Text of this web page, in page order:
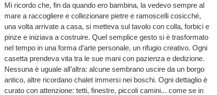
Mi ricordo che, fin da quando ero bambina, la vedevo sempre al
mare a raccogliere e collezionare pietre e ramoscelli cosicché,
una volta arrivate a casa, si metteva sul tavolo con colla, forbici e
pinze e iniziava a costruire. Quel semplice gesto si è trasformato
nel tempo in una forma d’arte personale, un rifugio creativo. Ogni
casetta prendeva vita tra le sue mani con pazienza e dedizione.
Nessuna è uguale all’altra: alcune sembrano uscire da un borgo
antico, altre ricordano chalet immersi nei boschi. Ogni dettaglio è
curato con attenzione: tetti, finestre, piccoli camini... come se in